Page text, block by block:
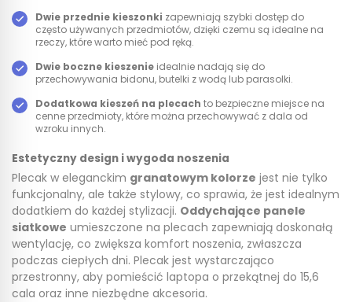
Dwie przednie kieszonki zapewniają szybki dostęp do
często używanych przedmiotów, dzięki czemu są idealne na
rzeczy, które warto mieć pod ręką.
Dwie boczne kieszenie idealnie nadają się do
przechowywania bidonu, butelki z wodą lub parasolki.
Dodatkowa kieszeń na plecach to bezpieczne miejsce na
cenne przedmioty, które można przechowywać z dala od
wzroku innych.
Estetyczny design i wygoda noszenia
Plecak w eleganckim granatowym kolorze jest nie tylko
funkcjonalny, ale także stylowy, co sprawia, że jest idealnym
dodatkiem do każdej stylizacji. Oddychające panele
siatkowe umieszczone na plecach zapewniają doskonałą
wentylację, co zwiększa komfort noszenia, zwłaszcza
podczas ciepłych dni. Plecak jest wystarczająco
przestronny, aby pomieścić laptopa o przekątnej do 15,6
cala oraz inne niezbędne akcesoria.